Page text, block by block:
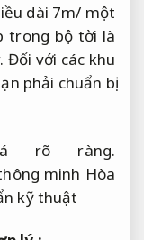
dài 7m/ một
trong bộ tời là
Đối với các khu
phải chuẩn bị
rõ ràng.